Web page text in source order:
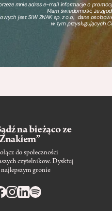
mnie adres e-mail informacje o
Mam świadomość, że
jest SIW ZNAK sp. z o.o., dane
w tym przysługujących
na bieżąco ze
do społeczności
czytelnikow. Dysktuj
gronie